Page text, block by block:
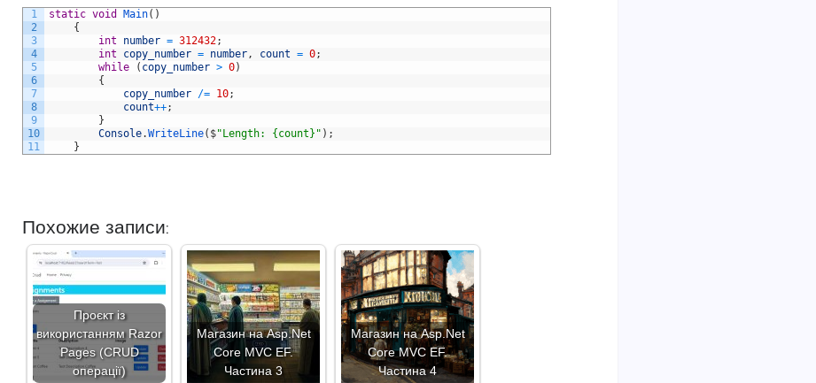
1
2
3
4
5
6
7
8
9
10
11
static void Main( )
{
int
number = 312432;
int
copy_number = number, count = 0;
while
( copy_number > 0)
{
copy_number /= 10;
count++;
}
Console.WriteLine( $"Length: {count}" ) ;
}
Похожие записи:
Проєкт із
використанням Razor
Pages (CRUD
операції)
Магазин на Asp.Net
Core MVC EF.
Частина 3
Магазин на Asp.Net
Core MVC EF.
Частина 4